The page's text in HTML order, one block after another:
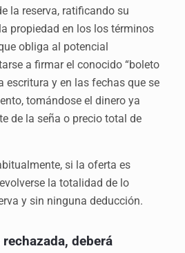
la reserva, ratificando su
propiedad en los los términos
obliga al potencial
a firmar el conocido “boleto
escritura y en las fechas que se
tomándose el dinero ya
de la seña o precio total de
si la oferta es
la totalidad de lo
y sin ninguna deducción.
deberá